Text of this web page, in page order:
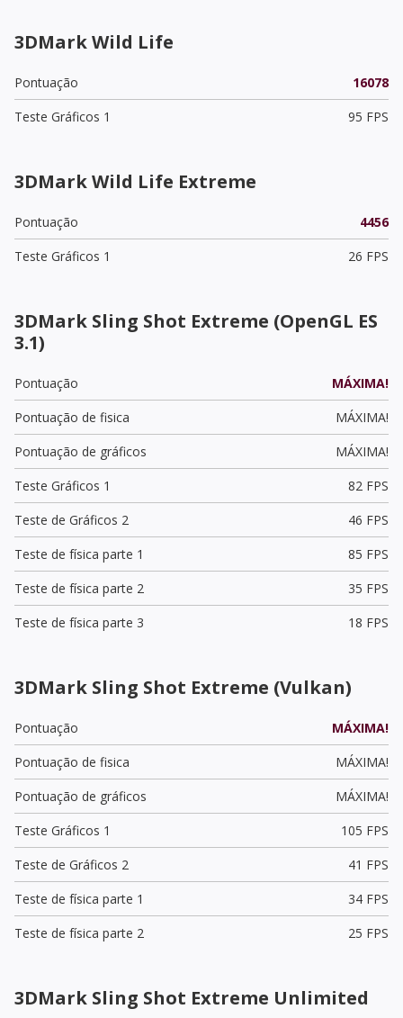
3DMark Wild Life
Pontuação
16078
Teste Gráficos 1
95 FPS
3DMark Wild Life Extreme
Pontuação
4456
Teste Gráficos 1
26 FPS
3DMark Sling Shot Extreme (OpenGL ES
3.1)
Pontuação
MÁXIMA!
Pontuação de fisica
MÁXIMA!
Pontuação de gráficos
MÁXIMA!
Teste Gráficos 1
82 FPS
Teste de Gráficos 2
46 FPS
Teste de física parte 1
85 FPS
Teste de física parte 2
35 FPS
Teste de física parte 3
18 FPS
3DMark Sling Shot Extreme (Vulkan)
Pontuação
MÁXIMA!
Pontuação de fisica
MÁXIMA!
Pontuação de gráficos
MÁXIMA!
Teste Gráficos 1
105 FPS
Teste de Gráficos 2
41 FPS
Teste de física parte 1
34 FPS
Teste de física parte 2
25 FPS
3DMark Sling Shot Extreme Unlimited